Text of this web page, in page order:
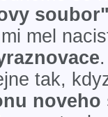
mel
.
tak,